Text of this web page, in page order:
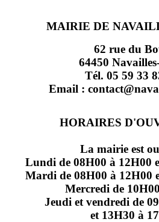
MAIRIE DE
62 rue du
64450
Tél. 05 59 33
Email :
HORAIRES
La mairie est
Lundi de 08H00 à 12H00
Mardi de 08H00 à 12H00
Mercredi de
Jeudi et vendredi de
et 13H30 à